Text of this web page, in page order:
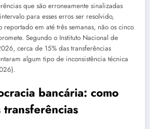
que são erroneamente sinalizadas
para esses erros ser resolvido,
reportado em até três semanas, não os cinco
Segundo o Instituto Nacional de
cerca de 15% das transferências
algum tipo de inconsistência técnica
bancária: como